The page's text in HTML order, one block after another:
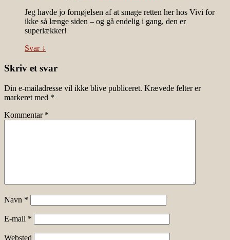
Jeg havde jo fornøjelsen af at smage retten her hos Vivi for
ikke så længe siden – og gå endelig i gang, den er
superlækker!
Svar ↓
Skriv et svar
Din e-mailadresse vil ikke blive publiceret. Krævede felter er
markeret med *
Kommentar *
Navn *
E-mail *
Websted